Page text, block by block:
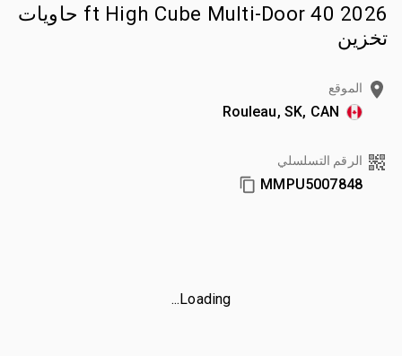
2026 40 ft High Cube Multi-Door حاويات
تخزين
الموقع
Rouleau, SK, CAN
الرقم التسلسلي
MMPU5007848
Loading...